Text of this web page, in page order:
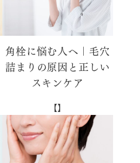
角栓に悩む人へ｜毛穴
詰まりの原因と正しい
スキンケア
【】